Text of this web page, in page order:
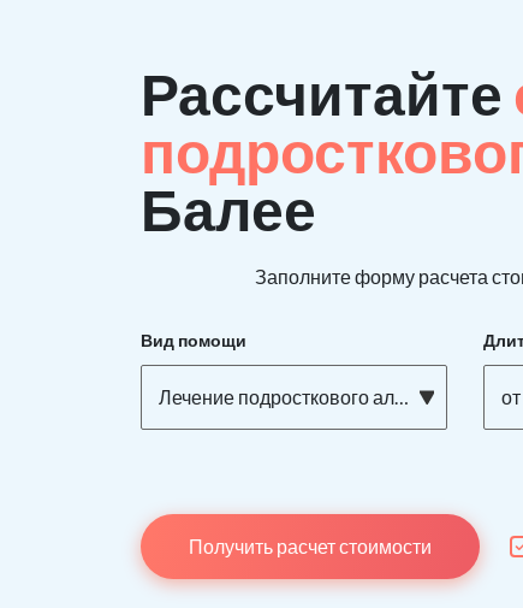
Рассчитайте
Балее
Заполните форму расчета
Вид помощи
Лечение подросткового алкоголизма
Получить расчет стоимости